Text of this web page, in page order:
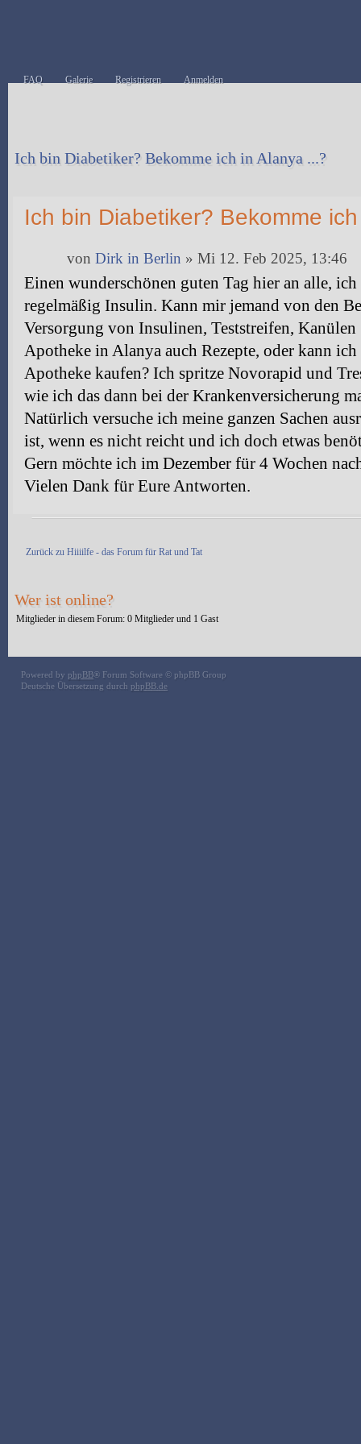
FAQ Galerie Registrieren Anmelden
Ich bin Diabetiker? Bekomme ich in Alanya ...?
Ich bin Diabetiker? Bekomme
von Dirk in Berlin » Mi 12. Feb 2025, 13:46
Einen wunderschönen guten Tag hier an alle,
regelmäßig Insulin. Kann mir jemand von den
Versorgung von Insulinen, Teststreifen,
Apotheke in Alanya auch Rezepte, oder kann
Apotheke kaufen? Ich spritze Novorapid und
wie ich das dann bei der Krankenversicherung
Natürlich versuche ich meine ganzen Sachen
ist, wenn es nicht reicht und ich doch etwas
Gern möchte ich im Dezember für 4 Wochen
Vielen Dank für Eure Antworten.
Zurück zu Hiiiilfe - das Forum für Rat und Tat
Wer ist online?
Mitglieder in diesem Forum: 0 Mitglieder und 1 Gast
Powered by phpBB® Forum Software © phpBB Group
Deutsche Übersetzung durch phpBB.de